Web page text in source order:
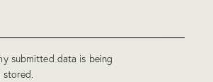
submitted data is being
stored.